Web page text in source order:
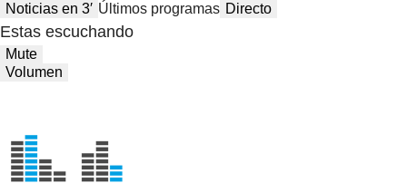
Noticias en 3′ Últimos programas Directo
Estas escuchando
Mute
Volumen